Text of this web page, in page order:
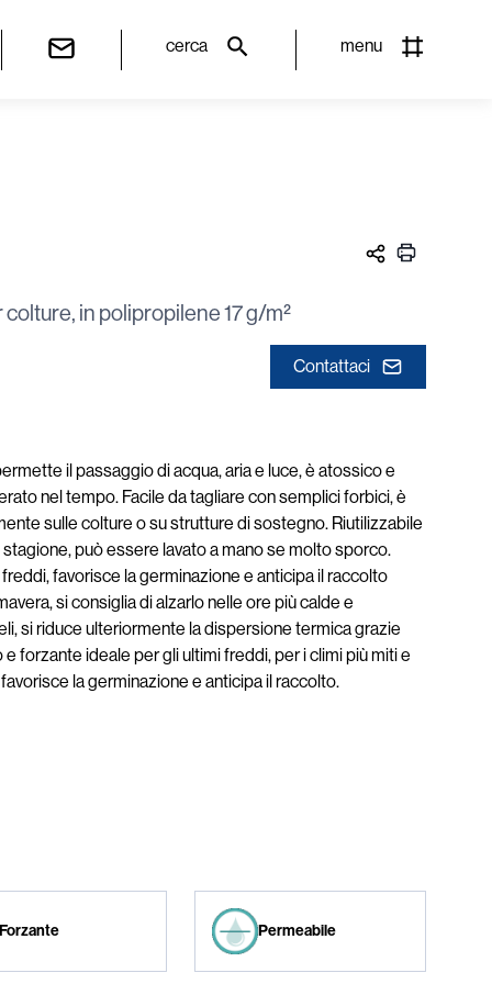
cerca menu
in polipropilene 17 g/m²
Contattaci
il passaggio di acqua, aria e luce, è atossico e
nel tempo. Facile da tagliare con semplici forbici, è
sulle colture o su strutture di sostegno. Riutilizzabile
può essere lavato a mano se molto sporco.
favorisce la germinazione e anticipa il raccolto
si consiglia di alzarlo nelle ore più calde e
si riduce ulteriormente la dispersione termica grazie
forzante ideale per gli ultimi freddi, per i climi più miti e
la germinazione e anticipa il raccolto.
Forzante Permeabile